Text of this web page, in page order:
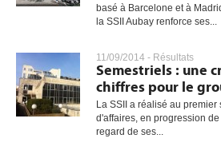
basé à Barcelone et à
la SSII Aubay renforce ses...
11/09/2014 - Résultats
Semestriels : une
chiffres pour le
La SSII a réalisé au
d'affaires, en progression
regard de ses...